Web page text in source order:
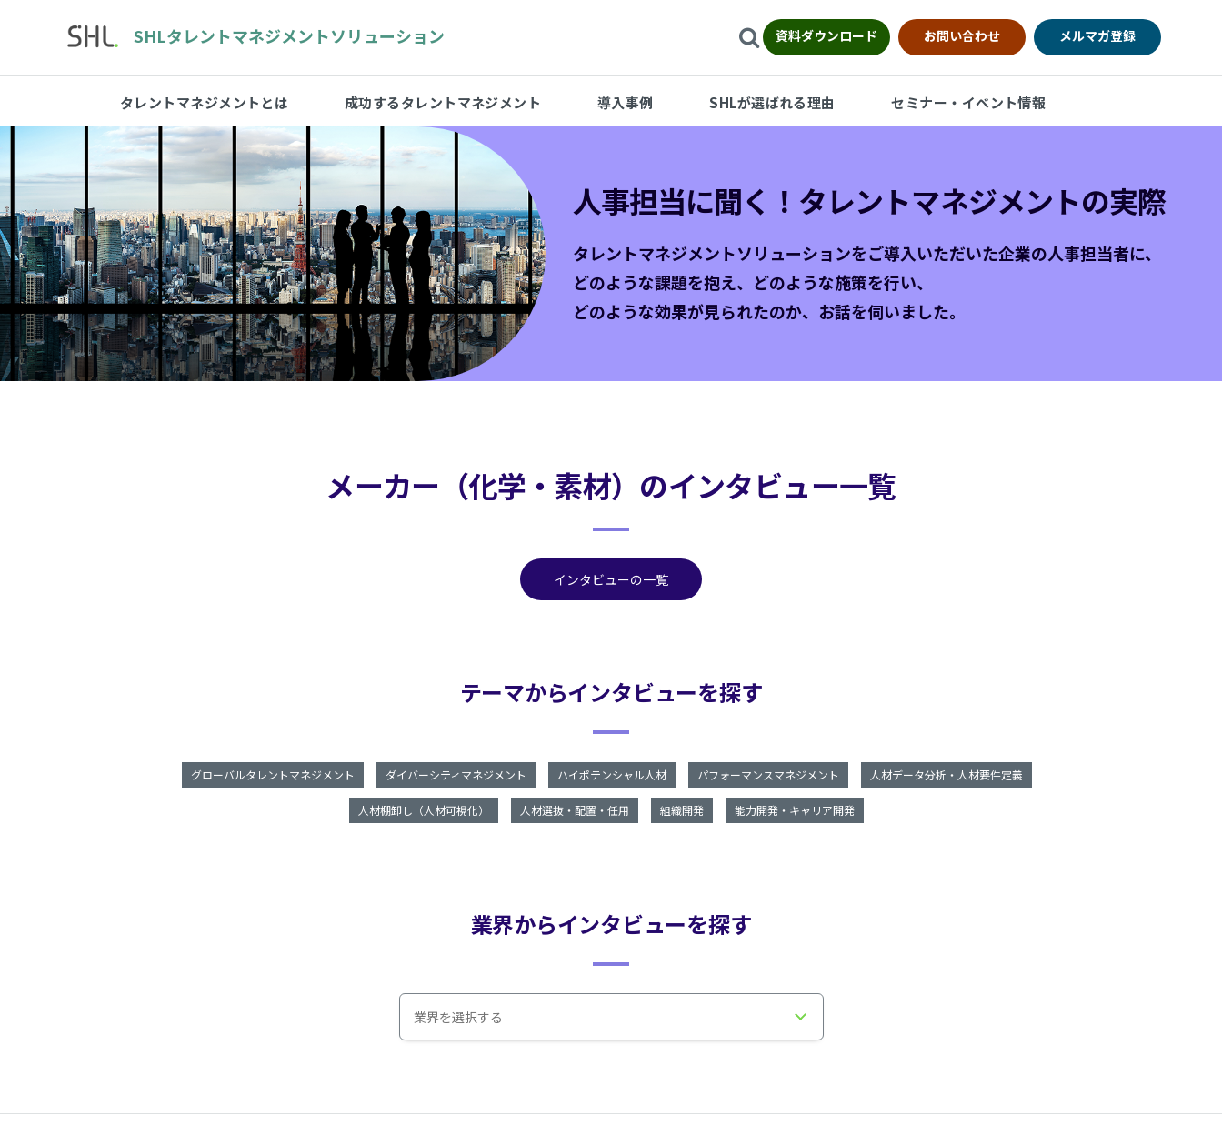
SHLタレントマネジメントソリューション
タレントマネジメントとは 成功するタレントマネジメント 導入事例 SHLが選ばれる理由 セミナー・イベント情報
メルマガ登録
お問い合わせ
資料ダウンロード
人事担当に聞く！タレントマネジメントの実際
タレントマネジメントソリューションをご導入いただいた企業の人事担当者に、
どのような課題を抱え、どのような施策を行い、
どのような効果が見られたのか、お話を伺いました。
メーカー（化学・素材）のインタビュー一覧
インタビューの一覧
テーマからインタビューを探す
グローバルタレントマネジメント ダイバーシティマネジメント ハイポテンシャル人材 パフォーマンスマネジメント 人材データ分析・人材要件定義
人材棚卸し（人材可視化） 人材選抜・配置・任用 組織開発 能力開発・キャリア開発
業界からインタビューを探す